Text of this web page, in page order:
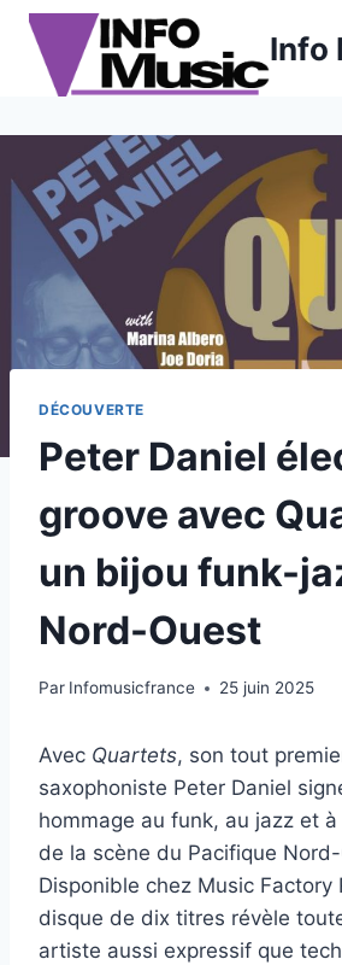
Aller
contenu
Info
DÉCOUVERTE
Peter Daniel
groove avec
un bijou funk-
Nord-Ouest
Par Infomusicfrance 25 juin 2025
Avec Quartets, son tout
saxophoniste Peter Daniel
hommage au funk, au jazz et à
de la scène du Pacifique
Disponible chez Music Factory
disque de dix titres révèle
artiste aussi expressif que